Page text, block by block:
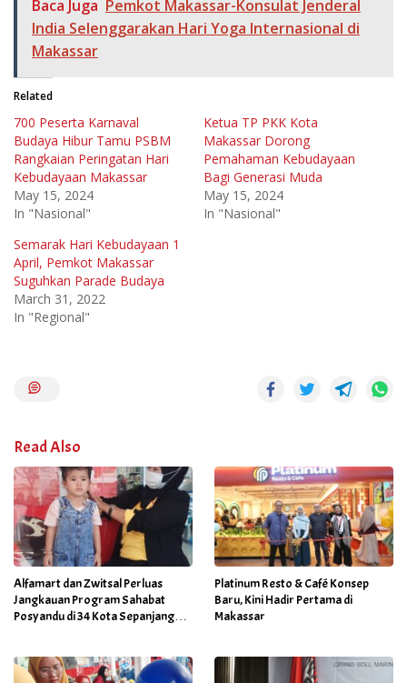
Baca Juga Pemkot Makassar-Konsulat Jenderal
India Selenggarakan Hari Yoga Internasional di
Makassar
Related
700 Peserta Karnaval
Budaya Hibur Tamu PSBM
Rangkaian Peringatan Hari
Kebudayaan Makassar
May 15, 2024
In "Nasional"
Ketua TP PKK Kota
Makassar Dorong
Pemahaman Kebudayaan
Bagi Generasi Muda
May 15, 2024
In "Nasional"
Semarak Hari Kebudayaan 1
April, Pemkot Makassar
Suguhkan Parade Budaya
March 31, 2022
In "Regional"
Read Also
Alfamart dan Zwitsal Perluas
Jangkauan Program Sahabat
Posyandu di 34 Kota Sepanjang
Platinum Resto & Café Konsep
Baru, Kini Hadir Pertama di
Makassar